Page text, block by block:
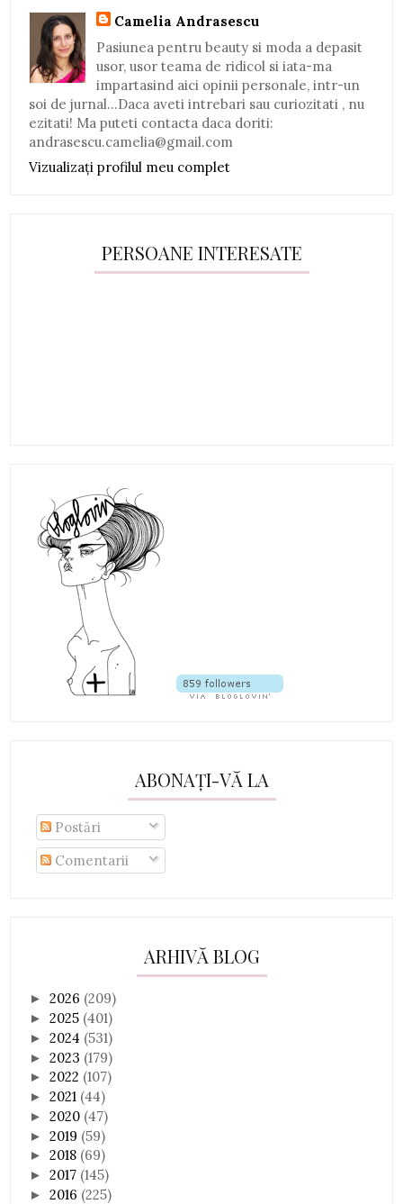
Camelia Andrasescu
Pasiunea pentru beauty si moda a depasit
usor, usor teama de ridicol si iata-ma
impartasind aici opinii personale, intr-un
soi de jurnal...Daca aveti intrebari sau curiozitati , nu
ezitati! Ma puteti contacta daca doriti:
andrasescu.camelia@gmail.com
Vizualizați profilul meu complet
PERSOANE INTERESATE
ABONAȚI-VĂ LA
Postări
Comentarii
ARHIVĂ BLOG
►2026 (209)
►2025 (401)
►2024 (531)
►2023 (179)
►2022 (107)
►2021 (44)
►2020 (47)
►2019 (59)
►2018 (69)
►2017 (145)
►2016 (225)